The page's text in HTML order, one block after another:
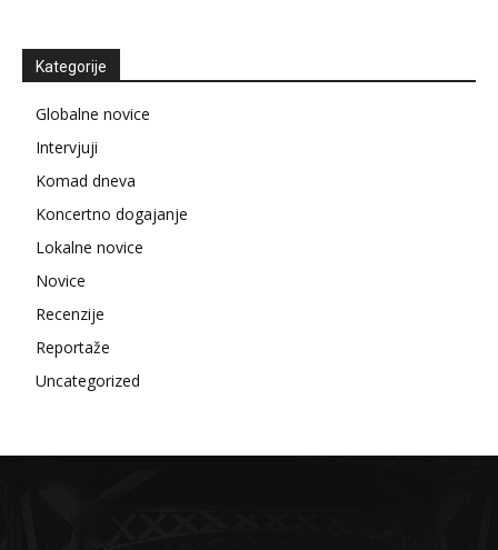
Kategorije
Globalne novice
Intervjuji
Komad dneva
Koncertno dogajanje
Lokalne novice
Novice
Recenzije
Reportaže
Uncategorized